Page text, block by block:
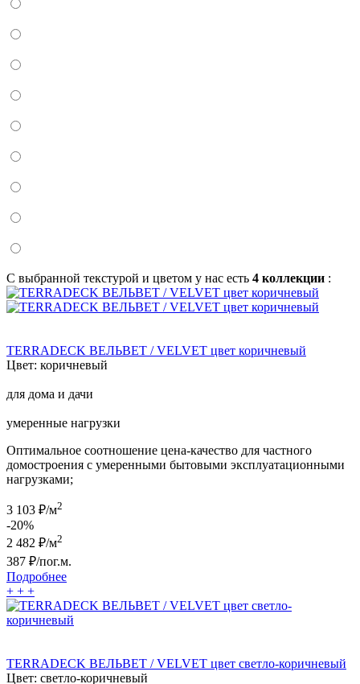
С выбранной текстурой и цветом у нас есть 4 коллекции :
TERRADECK ВЕЛЬВЕТ / VELVET цвет коричневый
Цвет: коричневый
для дома и дачи
умеренные нагрузки
Оптимальное соотношение цена-качество для частного
домостроения с умеренными бытовыми эксплуатационными
нагрузками;
3 103 ₽/м2
-20%
2 482 ₽/м2
387 ₽/пог.м.
Подробнее
+ + +
TERRADECK ВЕЛЬВЕТ / VELVET цвет светло-коричневый
Цвет: светло-коричневый